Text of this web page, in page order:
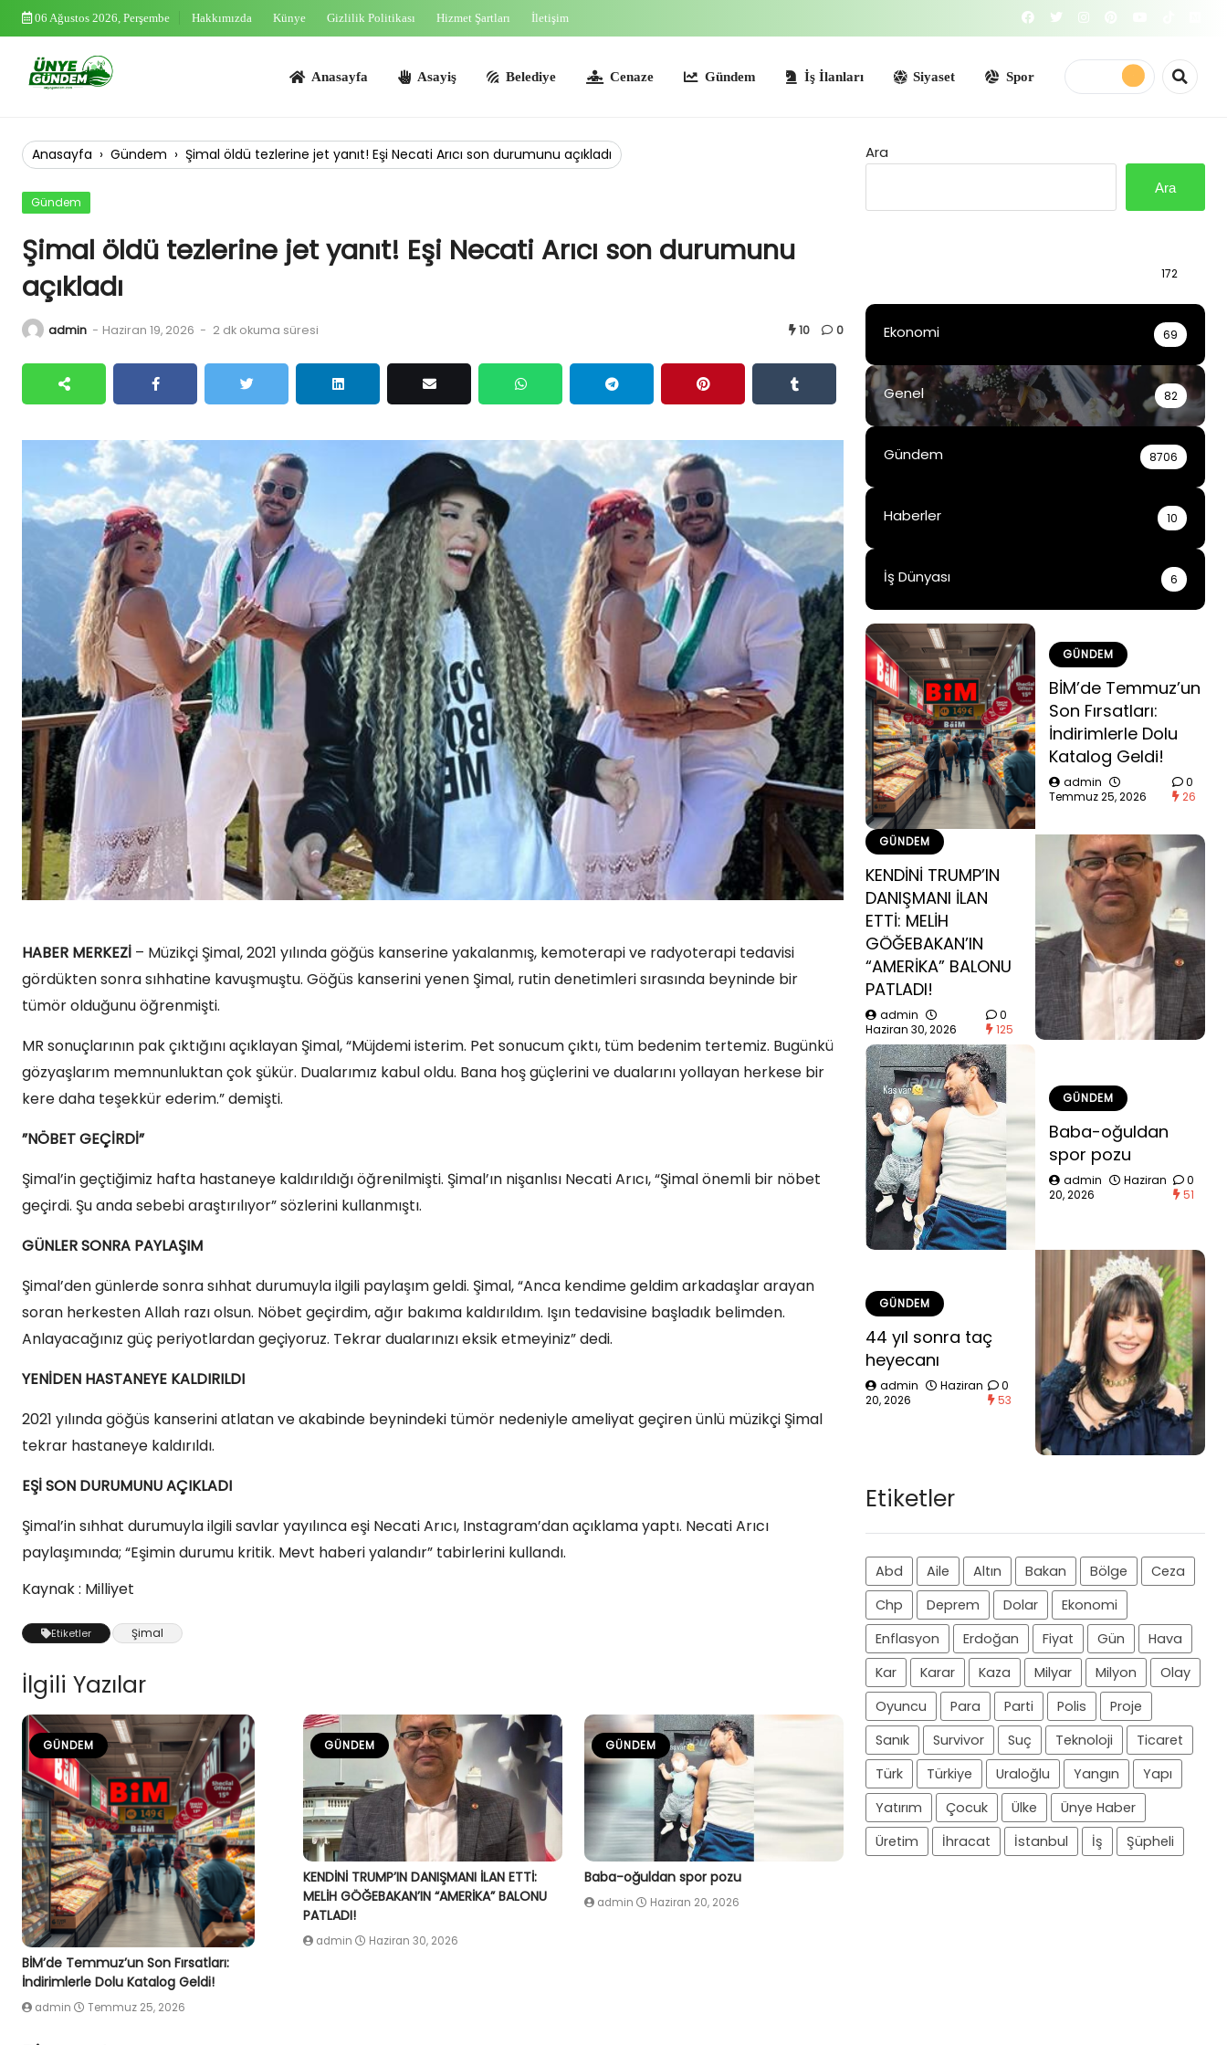
Skip
06 Ağustos 2026, Perşembe Hakkımızda Künye Gizlilik Politikası Hizmet Şartları İletişim
Anasayfa Asayiş Belediye Cenaze Gündem İş İlanları Siyaset Spor
Anasayfa › Gündem › Şimal öldü tezlerine jet yanıt! Eşi Necati Arıcı son durumunu açıkladı
Gündem
Şimal öldü tezlerine jet yanıt! Eşi Necati Arıcı son durumunu
açıkladı
admin - Haziran 19, 2026 - 2 dk okuma süresi 10 0
HABER MERKEZİ – Müzikçi Şimal, 2021 yılında göğüs kanserine yakalanmış, kemoterapi ve radyoterapi tedavisi
gördükten sonra sıhhatine kavuşmuştu. Göğüs kanserini yenen Şimal, rutin denetimleri sırasında beyninde bir
tümör olduğunu öğrenmişti.
MR sonuçlarının pak çıktığını açıklayan Şimal, “Müjdemi isterim. Pet sonucum çıktı, tüm bedenim tertemiz. Bugünkü
gözyaşlarım memnunluktan çok şükür. Dualarımız kabul oldu. Bana hoş güçlerini ve dualarını yollayan herkese bir
kere daha teşekkür ederim.” demişti.
”NÖBET GEÇİRDİ”
Şimal’in geçtiğimiz hafta hastaneye kaldırıldığı öğrenilmişti. Şimal’ın nişanlısı Necati Arıcı, “Şimal önemli bir nöbet
geçirdi. Şu anda sebebi araştırılıyor” sözlerini kullanmıştı.
GÜNLER SONRA PAYLAŞIM
Şimal’den günlerde sonra sıhhat durumuyla ilgili paylaşım geldi. Şimal, “Anca kendime geldim arkadaşlar arayan
soran herkesten Allah razı olsun. Nöbet geçirdim, ağır bakıma kaldırıldım. Işın tedavisine başladık belimden.
Anlayacağınız güç periyotlardan geçiyoruz. Tekrar dualarınızı eksik etmeyiniz” dedi.
YENİDEN HASTANEYE KALDIRILDI
2021 yılında göğüs kanserini atlatan ve akabinde beynindeki tümör nedeniyle ameliyat geçiren ünlü müzikçi Şimal
tekrar hastaneye kaldırıldı.
EŞİ SON DURUMUNU AÇIKLADI
Şimal’in sıhhat durumuyla ilgili savlar yayılınca eşi Necati Arıcı, Instagram’dan açıklama yaptı. Necati Arıcı
paylaşımında; “Eşimin durumu kritik. Mevt haberi yalandır” tabirlerini kullandı.
Kaynak : Milliyet
Etiketler Şimal
İlgili Yazılar
GÜNDEM
BİM’de Temmuz’un Son Fırsatları:
İndirimlerle Dolu Katalog Geldi!
admin Temmuz 25, 2026
GÜNDEM
KENDİNİ TRUMP’IN DANIŞMANI İLAN ETTİ:
MELİH GÖĞEBAKAN’IN “AMERİKA” BALONU
PATLADI!
admin Haziran 30, 2026
GÜNDEM
Baba-oğuldan spor pozu
admin Haziran 20, 2026
Ara
Ara
172
Ekonomi 69
Genel 82
Gündem 8706
Haberler 10
İş Dünyası 6
GÜNDEM
BİM’de Temmuz’un
Son Fırsatları:
İndirimlerle Dolu
Katalog Geldi!
admin
Temmuz 25, 2026
0
26
GÜNDEM
KENDİNİ TRUMP’IN
DANIŞMANI İLAN
ETTİ: MELİH
GÖĞEBAKAN’IN
“AMERİKA” BALONU
PATLADI!
admin
Haziran 30, 2026
0
125
GÜNDEM
Baba-oğuldan
spor pozu
admin
Haziran
20, 2026
0
51
GÜNDEM
44 yıl sonra taç
heyecanı
admin
Haziran
20, 2026
0
53
Etiketler
Abd Aile Altın Bakan Bölge
Ceza
Chp
Deprem Dolar
Ekonomi
Enflasyon
Erdoğan Fiyat Gün
Hava
Kar
Karar Kaza Milyar Milyon
Olay
Oyuncu
Para Parti Polis
Proje
Sanık
Survivor Suç Teknoloji
Ticaret
Türk
Türkiye Uraloğlu Yangın
Yapı
Yatırım
Çocuk Ülke
Ünye Haber
Üretim
İhracat İstanbul İş Şüpheli